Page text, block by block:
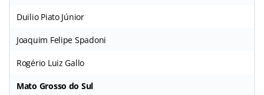
Duilio Piato Júnior
Joaquim Felipe Spadoni
Rogério Luiz Gallo
Mato Grosso do Sul